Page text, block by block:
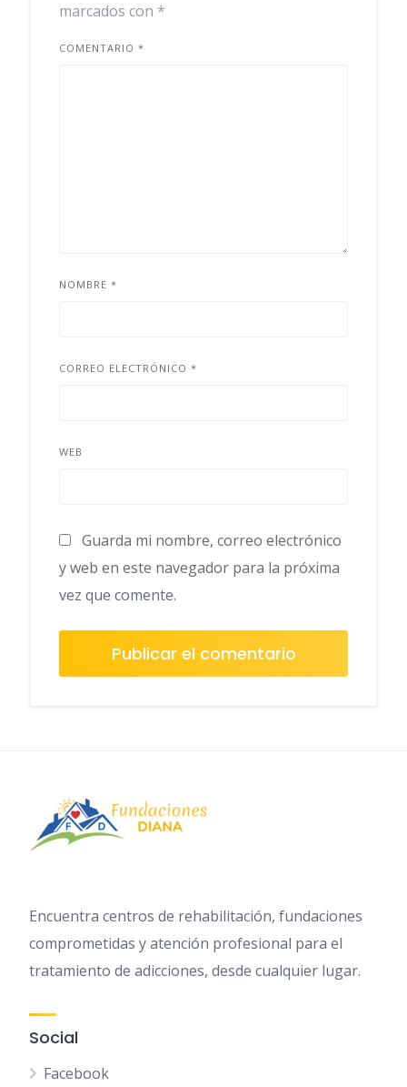
marcados con *
COMENTARIO *
NOMBRE *
CORREO ELECTRÓNICO *
WEB
Guarda mi nombre, correo electrónico
y web en este navegador para la próxima
vez que comente.
Encuentra centros de rehabilitación, fundaciones
comprometidas y atención profesional para el
tratamiento de adicciones, desde cualquier lugar.
Social
Facebook